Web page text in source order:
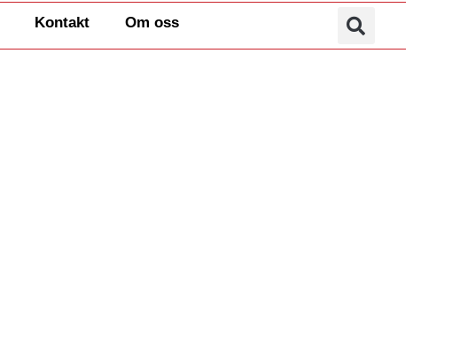
Kontakt Om oss